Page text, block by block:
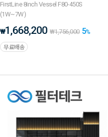
FirstLine 8inch Vessel F80-450S
(1W~7W)
₩1,668,200 ₩1,756,000 5%
무료배송